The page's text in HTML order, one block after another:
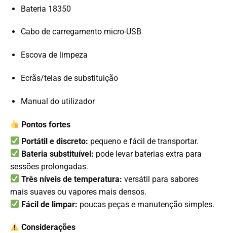
Bateria 18350
Cabo de carregamento micro-USB
Escova de limpeza
Ecrãs/telas de substituição
Manual do utilizador
Pontos fortes
Portátil e discreto: pequeno e fácil de transportar.
Bateria substituível: pode levar baterias extra para
sessões prolongadas.
Três níveis de temperatura: versátil para sabores
mais suaves ou vapores mais densos.
Fácil de limpar: poucas peças e manutenção simples.
Considerações